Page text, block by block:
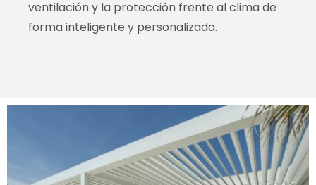
ventilación y la protección frente al clima de
forma inteligente y personalizada.